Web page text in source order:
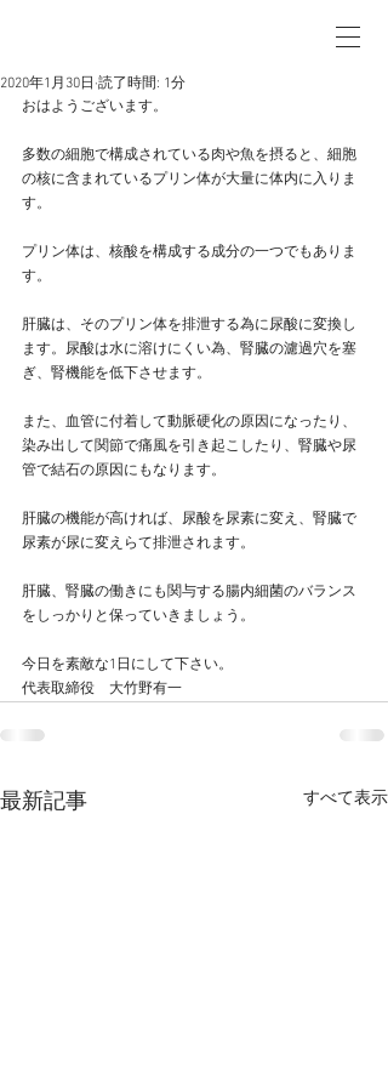
2020年1月30日 読了時間: 1分
おはようございます。
多数の細胞で構成されている肉や魚を摂ると、細胞
の核に含まれているプリン体が大量に体内に入りま
す。
プリン体は、核酸を構成する成分の一つでもありま
す。
肝臓は、そのプリン体を排泄する為に尿酸に変換し
ます。尿酸は水に溶けにくい為、腎臓の濾過穴を塞
ぎ、腎機能を低下させます。
また、血管に付着して動脈硬化の原因になったり、
染み出して関節で痛風を引き起こしたり、腎臓や尿
管で結石の原因にもなります。
肝臓の機能が高ければ、尿酸を尿素に変え、腎臓で
尿素が尿に変えらて排泄されます。
肝臓、腎臓の働きにも関与する腸内細菌のバランス
をしっかりと保っていきましょう。
今日を素敵な1日にして下さい。
代表取締役　大竹野有一
最新記事 すべて表示